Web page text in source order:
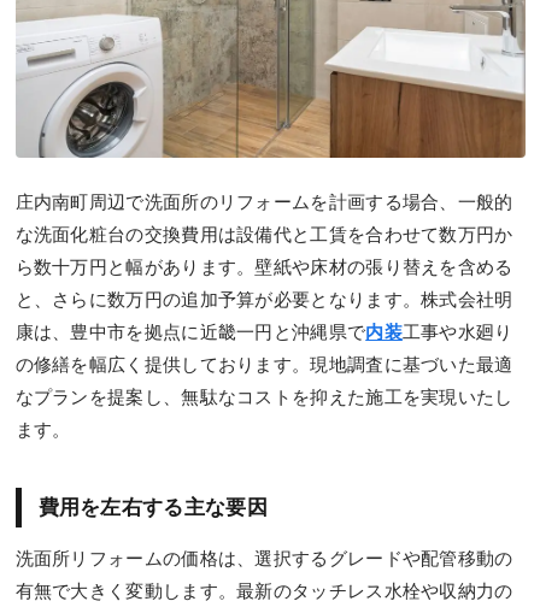
庄内南町周辺で洗面所のリフォームを計画する場合、一般的
な洗面化粧台の交換費用は設備代と工賃を合わせて数万円か
ら数十万円と幅があります。壁紙や床材の張り替えを含める
と、さらに数万円の追加予算が必要となります。株式会社明
康は、豊中市を拠点に近畿一円と沖縄県で内装工事や水廻り
の修繕を幅広く提供しております。現地調査に基づいた最適
なプランを提案し、無駄なコストを抑えた施工を実現いたし
ます。
費用を左右する主な要因
洗面所リフォームの価格は、選択するグレードや配管移動の
有無で大きく変動します。最新のタッチレス水栓や収納力の